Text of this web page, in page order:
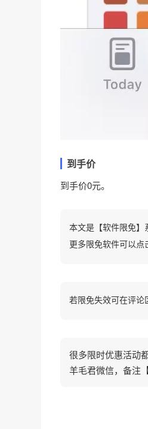
到手价
到手价0元。
本文是【软件限免
更多限免软件可以点
若限免失效可在评论
很多限时优惠活动
羊毛君微信，备注